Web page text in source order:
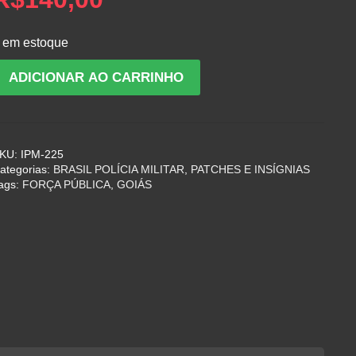
em estoque
ADICIONAR AO CARRINHO
IPM-225
BRASIL POLÍCIA MILITAR, PATCHES E INSÍGNIAS
FORÇA PÚBLICA,GOIÁS